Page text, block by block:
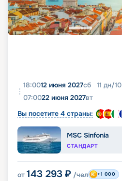
18:0012 июня 2027сб 11 дн/10
07:0022 июня 2027вт
Вы посетите 4 страны:
MSC Sinfonia
СТАНДАРТ
от 143 293 ₽ /чел +1 000